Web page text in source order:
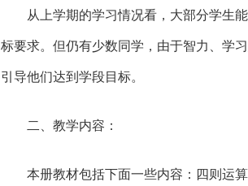
从上学期的学习情况看，大部分学生
标要求。但仍有少数同学，由于智力、学
引导他们达到学段目标。
二、教学内容：
本册教材包括下面一些内容：四则运